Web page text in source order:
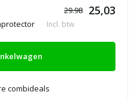
29.98 25,03
Incl. btw
combideals